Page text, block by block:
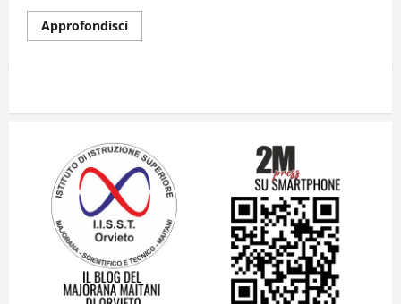
Approfondisci
2
14 Giugno 2026
3
Orientarsi significa Scegliere. Ogni
gesto lascia un impronta
13 Giugno 2026